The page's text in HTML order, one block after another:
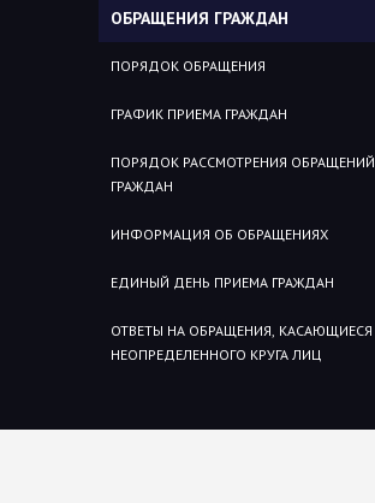
ОБРАЩЕНИЯ ГРАЖДАН
ПОРЯДОК ОБРАЩЕНИЯ
ГРАФИК ПРИЕМА ГРАЖДАН
ПОРЯДОК РАССМОТРЕНИЯ ОБРАЩЕНИЙ
ГРАЖДАН
ИНФОРМАЦИЯ ОБ ОБРАЩЕНИЯХ
ЕДИНЫЙ ДЕНЬ ПРИЕМА ГРАЖДАН
ОТВЕТЫ НА ОБРАЩЕНИЯ, КАСАЮЩИЕСЯ
НЕОПРЕДЕЛЕННОГО КРУГА ЛИЦ